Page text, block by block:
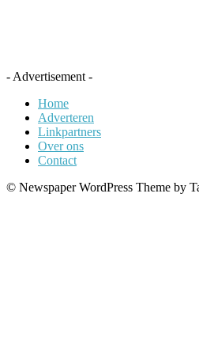
- Advertisement -
Home
Adverteren
Linkpartners
Over ons
Contact
© Newspaper WordPress Theme by